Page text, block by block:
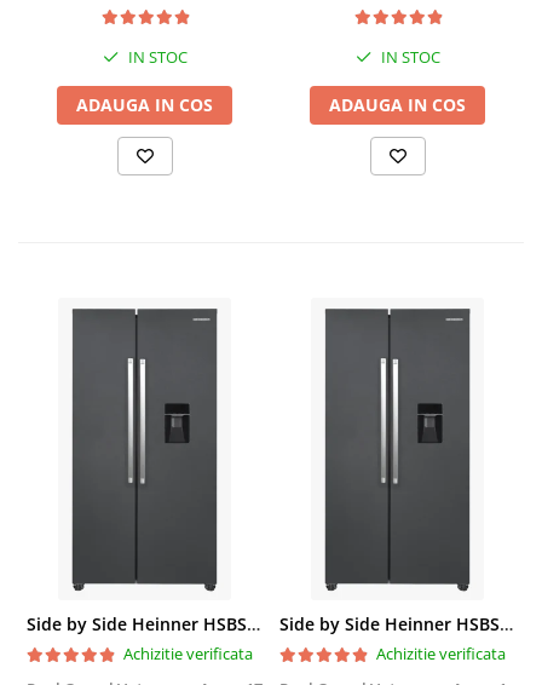
tensiune 380 / 220 V +
Automatizare trifazata
IN STOC
ADAUGA IN COS
IN STOC
ADAUGA IN COS
Side by Side Heinner HSBS-HM439NFINVDGWDE++, Total No Frost, Compresor Inverter, Dozator Apa, Display Touch LED, 439 L, Clasa E, Gri Antracit Texturat
Achizitie verificata
Side by Side Heinner HSBS-HM439NFINVDGWDE++, Total No Frost, Compresor Inverter, Dozator Apa, Display Touch LED, 439 L, Clasa E, Gri Antracit Texturat
Achizitie verificata